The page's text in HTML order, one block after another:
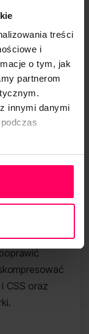
treści
i
o tym, jak
partnerom
innymi danymi
i
muszą być
witrynę,
linki do
dla
tym lepiej
CSS oraz